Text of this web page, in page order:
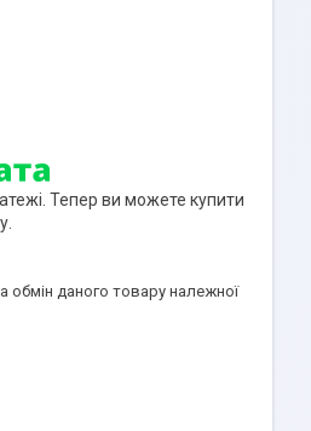
Тепер ви можете купити